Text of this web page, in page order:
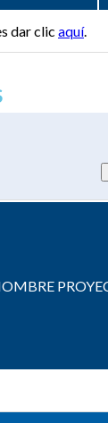
dar clic aquí.